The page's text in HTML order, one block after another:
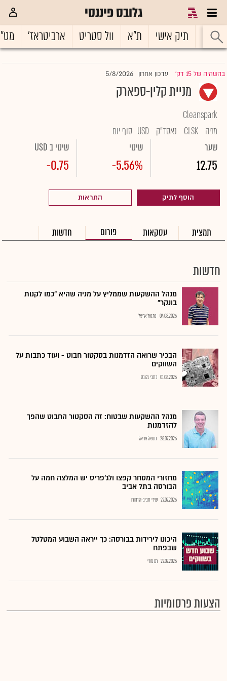
גלובס פיננסי
ראשי תיק אישי ת"א וול סטריט ארביטראז'
בהשהיה של 15 דק' |עדכון אחרון 5/8/2026
מניית קלין-ספארק
Cleanspark
מניה CLSK נאסד"ק USD סוף יום
שער
12.75
שינוי
-5.56%
שינוי ב USD
-0.75
הוסף לתיק התראות
תמצית עסקאות פורום חדשות
חדשות
מנהל ההשקעות שממליץ על מניה שהיא "כמו לקנות
בונקר"
04.08.2026 נתנאל אריאל
הבכיר שרואה הזדמנות בסקטור חבוט - ועוד כתבות על
השווקים
01.08.2026 כתבי גלובס
מנהל ההשקעות שבטוח: זה הסקטור החבוט שהפך
להזדמנות
28.07.2026 נתנאל אריאל
מחזורי המסחר קפצו ולג'פריס יש המלצה חמה על
הבורסה בתל אביב
27.07.2026 שירי חביב-ולדהורן
היכונו לירידות בבורסה: כך ייראה השבוע המטלטל
שבפתח
27.07.2026 רם מורי
הצעות פרסומיות